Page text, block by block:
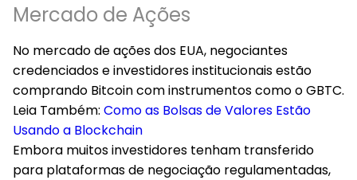
Mercado de Ações
No mercado de ações dos EUA, negociantes
credenciados e investidores institucionais estão
comprando Bitcoin com instrumentos como o GBTC.
Leia Também: Como as Bolsas de Valores Estão
Usando a Blockchain
Embora muitos investidores tenham transferido
para plataformas de negociação regulamentadas,